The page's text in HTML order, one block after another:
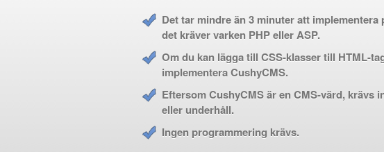
Det tar mindre än 3 minuter att implementera
det kräver varken PHP eller ASP.
Om du kan lägga till CSS-klasser till HTML-
implementera CushyCMS.
Eftersom CushyCMS är en CMS-värd, krävs
eller underhåll.
Ingen programmering krävs.